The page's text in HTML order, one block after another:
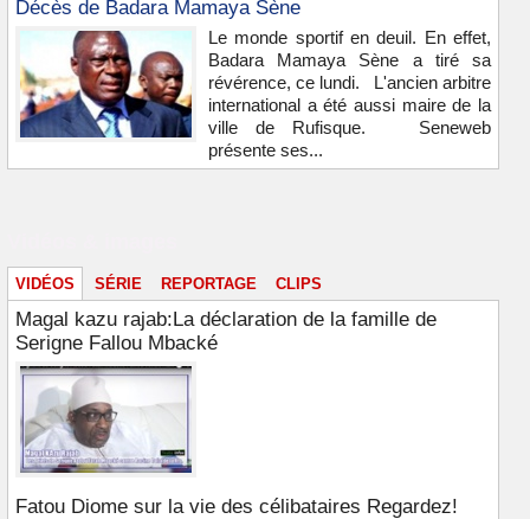
Décès de Badara Mamaya Sène
Le monde sportif en deuil. En effet,
Badara Mamaya Sène a tiré sa
révérence, ce lundi. L'ancien arbitre
international a été aussi maire de la
ville de Rufisque. Seneweb
présente ses...
VIDÉOS SÉRIE REPORTAGE CLIPS
Magal kazu rajab:La déclaration de la famille de
Serigne Fallou Mbacké
Fatou Diome sur la vie des célibataires Regardez!